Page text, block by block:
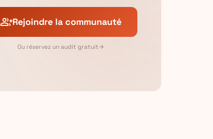
group_addRejoindre la communauté
Ou réservez un audit gratuit arrow_forward